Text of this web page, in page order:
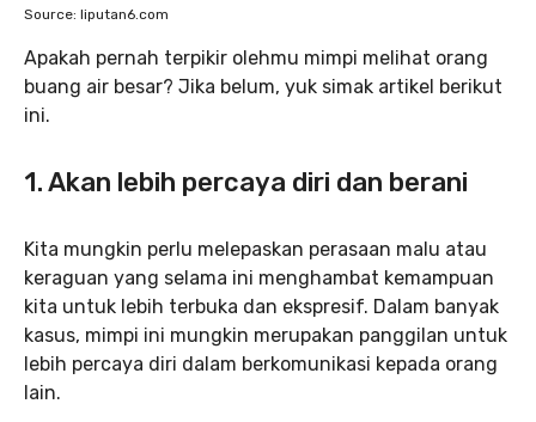
Source: liputan6.com
Apakah pernah terpikir olehmu mimpi melihat orang
buang air besar? Jika belum, yuk simak artikel berikut
ini.
1. Akan lebih percaya diri dan berani
Kita mungkin perlu melepaskan perasaan malu atau
keraguan yang selama ini menghambat kemampuan
kita untuk lebih terbuka dan ekspresif. Dalam banyak
kasus, mimpi ini mungkin merupakan panggilan untuk
lebih percaya diri dalam berkomunikasi kepada orang
lain.